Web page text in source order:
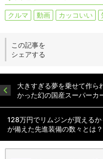
クルマ 動画 カッコいい
この記事を
シェアする
大きすぎる夢を乗せて作ら
かった幻の国産スーパーカ
128万円でリムジンが買えるか
が備えた先進装備の数々とは？